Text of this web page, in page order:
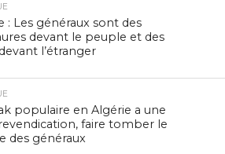
: Les généraux sont des
devant le peuple et des
l’étranger
populaire en Algérie a une
faire tomber le
des généraux